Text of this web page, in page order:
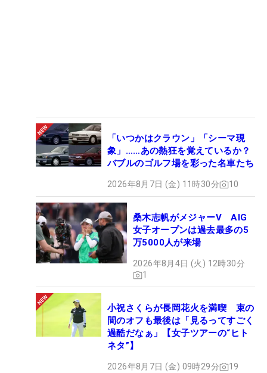
「いつかはクラウン」「シーマ現
象」……あの熱狂を覚えているか？
バブルのゴルフ場を彩った名車たち
2026年8月7日 (金) 11時30分 10
桑木志帆がメジャーV AIG
女子オープンは過去最多の5
万5000人が来場
2026年8月4日 (火) 12時30分
1
小祝さくらが長岡花火を満喫 束の
間のオフも最後は「見るってすごく
過酷だなぁ」【女子ツアーの“ヒト
ネタ”】
2026年8月7日 (金) 09時29分 19